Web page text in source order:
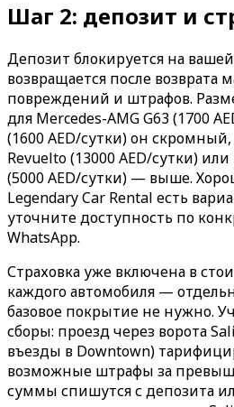
Шаг 2: депозит и
Депозит блокируется на
возвращается после возврата
повреждений и штрафов.
для Mercedes-AMG G63 (1700
(1600 AED/сутки) он
Revuelto (13000 AED/сутки)
(5000 AED/сутки) — выше.
Legendary Car Rental есть
уточните доступность по
WhatsApp.
Страховка уже включена в
каждого автомобиля —
базовое покрытие не нужно.
сборы: проезд через ворота
въезды в Downtown)
возможные штрафы за
суммы спишутся с депозита